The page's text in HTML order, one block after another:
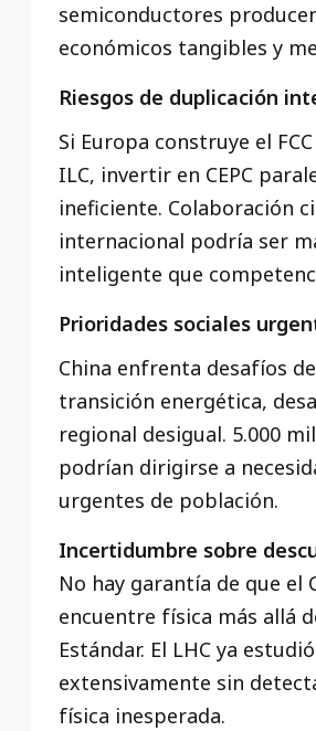
semiconductores
económicos tangibles y
Riesgos de duplicación
Si Europa construye el
ILC, invertir en CEPC
ineficiente. Colaboración
internacional podría ser
inteligente que
Prioridades sociales
China enfrenta desafíos
transición energética,
regional desigual. 5.000
podrían dirigirse a
urgentes de población.
Incertidumbre sobre
No hay garantía de que el
encuentre física más allá
Estándar. El LHC ya
extensivamente sin
física inesperada.